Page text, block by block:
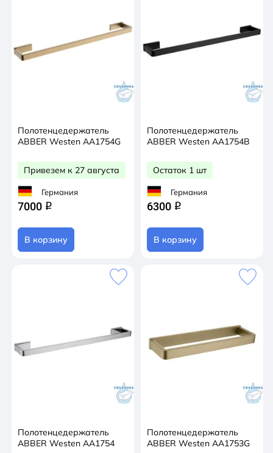
Полотенцедержатель
ABBER Westen AA1754G
Привезем к 27 августа
Германия
7000 q
В корзину
Полотенцедержатель
ABBER Westen AA1754B
Остаток 1 шт
Германия
6300 q
В корзину
Полотенцедержатель
ABBER Westen AA1754
Полотенцедержатель
ABBER Westen AA1753G